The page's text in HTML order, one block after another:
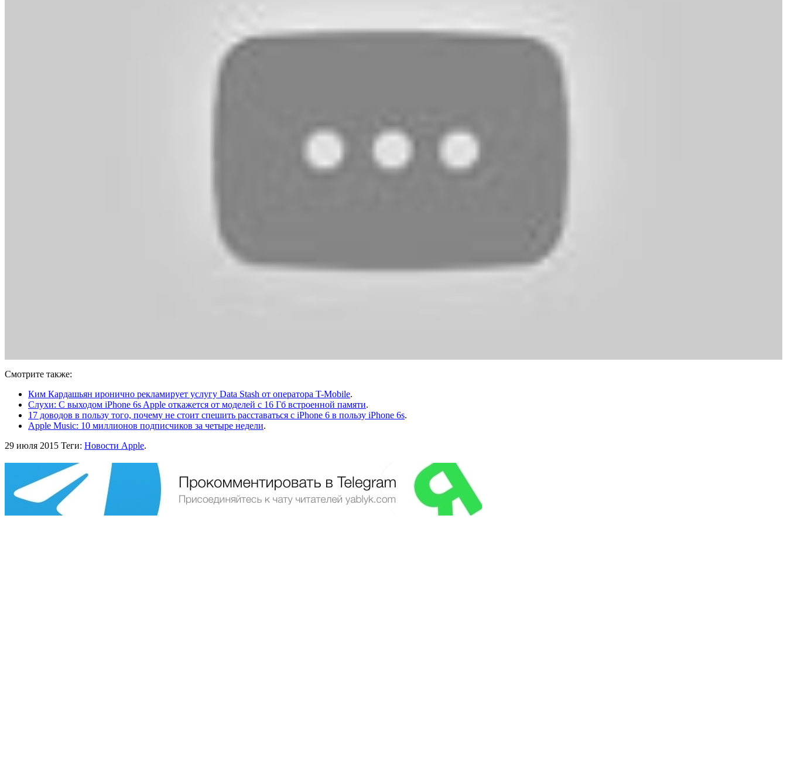
Смотрите также:
Ким Кардашьян иронично рекламирует услугу Data Stash от оператора T-Mobile.
Слухи: С выходом iPhone 6s Apple откажется от моделей с 16 Гб встроенной памяти.
17 доводов в пользу того, почему не стоит спешить расставаться с iPhone 6 в пользу iPhone 6s.
Apple Music: 10 миллионов подписчиков за четыре недели.
29 июля 2015 Теги: Новости Apple.